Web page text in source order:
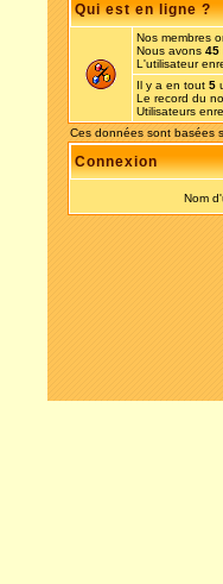
Qui est en ligne ?
Nos membres
Nous avons 45
L'utilisateur
Il y a en tout 5
Le record du
Utilisateurs
Ces données sont basées
Connexion
Nom